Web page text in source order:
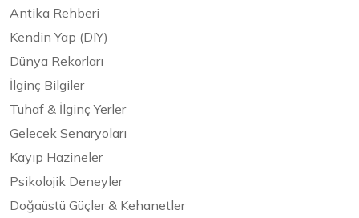
Antika Rehberi
Kendin Yap (DIY)
Dünya Rekorları
İlginç Bilgiler
Tuhaf & İlginç Yerler
Gelecek Senaryoları
Kayıp Hazineler
Psikolojik Deneyler
Doğaüstü Güçler & Kehanetler